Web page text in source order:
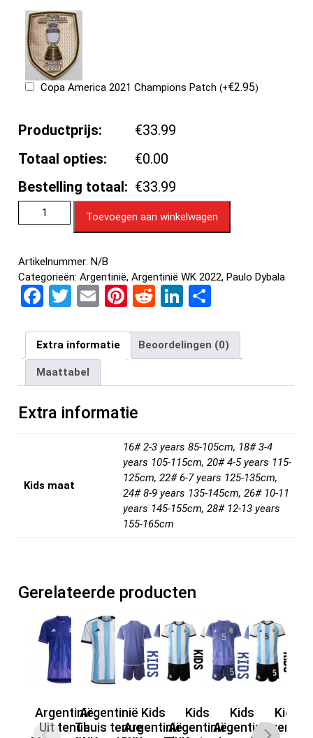
Copa America 2021 Champions Patch(+€2.95)
Productprijs:
€33.99
Totaal opties:
€0.00
Bestelling totaal: €33.99
Toevoegen aan winkelwagen
Artikelnummer:N/B
Categorieën:Argentinië,Argentinië WK 2022,Paulo Dybala
F
ce
b
o
o
k
T
tt
er
E
ail
Pi
er
es
t
R
d
di
t
Li
ke
dI
n
e
n
Extra informatie Beoordelingen (0)
Maattabel
Extra informatie
Kids maat
16# 2-3 years 85-105cm, 18# 3-4
years 105-115cm, 20# 4-5 years 115-
125cm, 22# 6-7 years 125-135cm,
24# 8-9 years 135-145cm, 26# 10-11
years 145-155cm, 28# 12-13 years
155-165cm
Gerelateerde producten
Argentinië
Uit tenue
Argentinië
Thuis tenue
Kids
Argentinië
Kids
Argentinië
Kids
Argentinië
Kids